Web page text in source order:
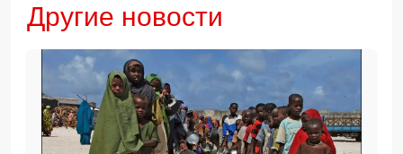
Другие новости